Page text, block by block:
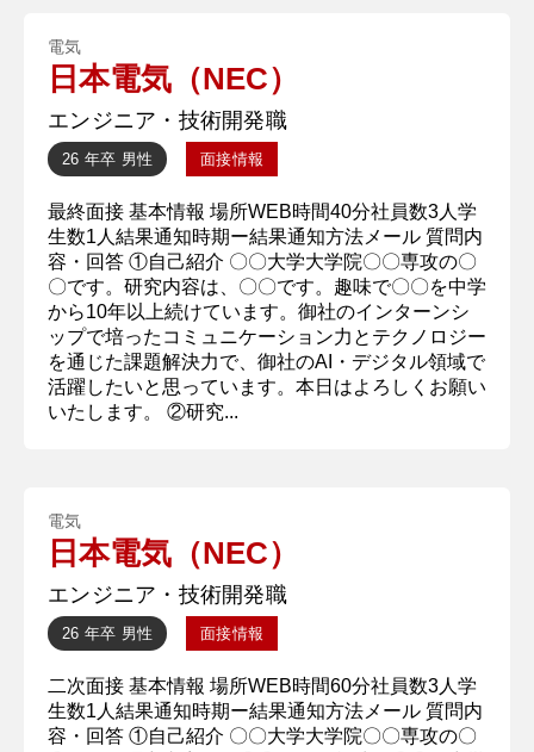
電気
日本電気（NEC）
エンジニア・技術開発職
26 年卒 男性 面接情報
最終面接 基本情報 場所WEB時間40分社員数3人学
生数1人結果通知時期ー結果通知方法メール 質問内
容・回答 ①自己紹介 〇〇大学大学院〇〇専攻の〇
〇です。研究内容は、〇〇です。趣味で〇〇を中学
から10年以上続けています。御社のインターンシ
ップで培ったコミュニケーション力とテクノロジー
を通じた課題解決力で、御社のAI・デジタル領域で
活躍したいと思っています。本日はよろしくお願い
いたします。 ②研究...
電気
日本電気（NEC）
エンジニア・技術開発職
26 年卒 男性 面接情報
二次面接 基本情報 場所WEB時間60分社員数3人学
生数1人結果通知時期ー結果通知方法メール 質問内
容・回答 ①自己紹介 〇〇大学大学院〇〇専攻の〇